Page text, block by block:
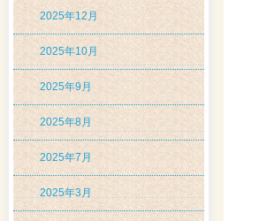
2025年12月
2025年10月
2025年9月
2025年8月
2025年7月
2025年3月